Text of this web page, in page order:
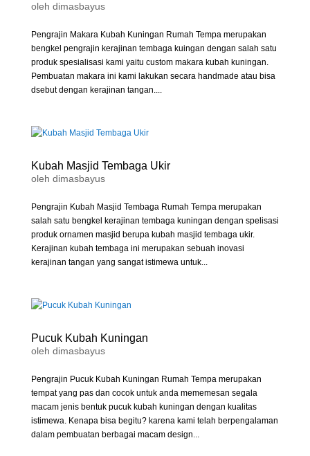
oleh dimasbayus
Pengrajin Makara Kubah Kuningan Rumah Tempa merupakan
bengkel pengrajin kerajinan tembaga kuingan dengan salah satu
produk spesialisasi kami yaitu custom makara kubah kuningan.
Pembuatan makara ini kami lakukan secara handmade atau bisa
dsebut dengan kerajinan tangan....
Kubah Masjid Tembaga Ukir
oleh dimasbayus
Pengrajin Kubah Masjid Tembaga Rumah Tempa merupakan
salah satu bengkel kerajinan tembaga kuningan dengan spelisasi
produk ornamen masjid berupa kubah masjid tembaga ukir.
Kerajinan kubah tembaga ini merupakan sebuah inovasi
kerajinan tangan yang sangat istimewa untuk...
Pucuk Kubah Kuningan
oleh dimasbayus
Pengrajin Pucuk Kubah Kuningan Rumah Tempa merupakan
tempat yang pas dan cocok untuk anda mememesan segala
macam jenis bentuk pucuk kubah kuningan dengan kualitas
istimewa. Kenapa bisa begitu? karena kami telah berpengalaman
dalam pembuatan berbagai macam design...